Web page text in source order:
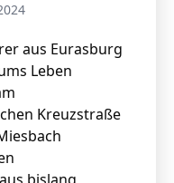
aus Eurasburg
Leben
Kreuzstraße